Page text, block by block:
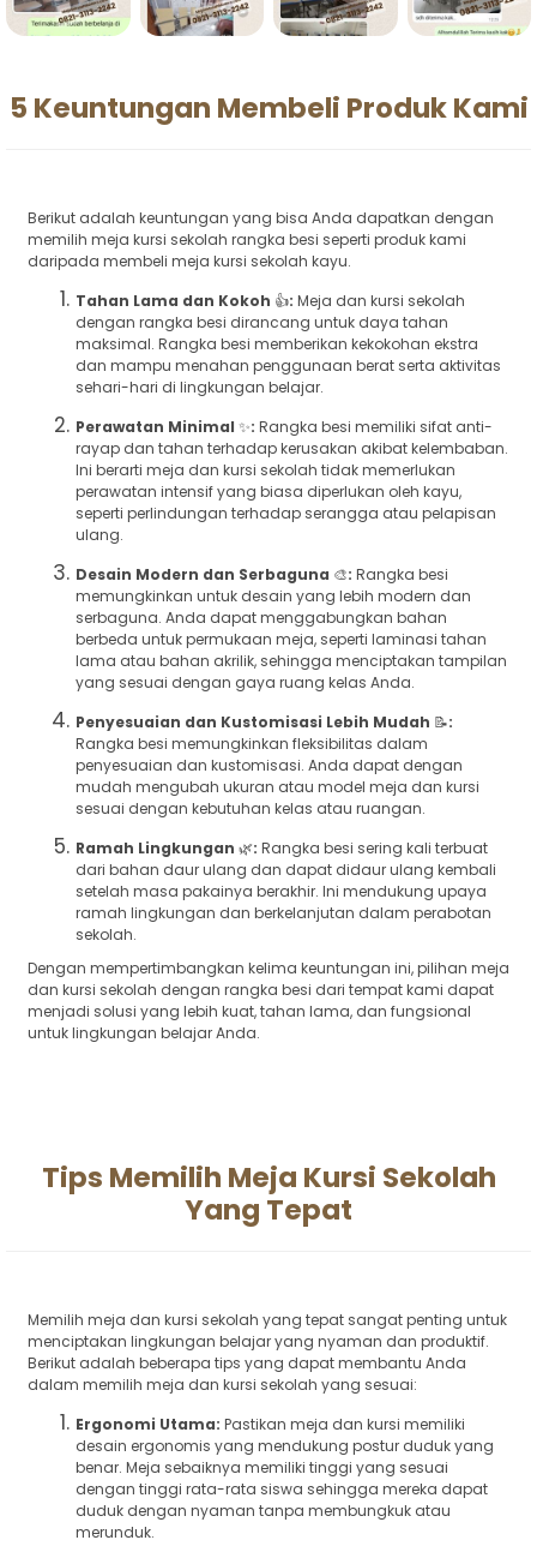
5 Keuntungan Membeli Produk Kami
Berikut adalah keuntungan yang bisa Anda dapatkan dengan
memilih meja kursi sekolah rangka besi seperti produk kami
daripada membeli meja kursi sekolah kayu.
Tahan Lama dan Kokoh 👍: Meja dan kursi sekolah
dengan rangka besi dirancang untuk daya tahan
maksimal. Rangka besi memberikan kekokohan ekstra
dan mampu menahan penggunaan berat serta aktivitas
sehari-hari di lingkungan belajar.
Perawatan Minimal ✨: Rangka besi memiliki sifat anti-
rayap dan tahan terhadap kerusakan akibat kelembaban.
Ini berarti meja dan kursi sekolah tidak memerlukan
perawatan intensif yang biasa diperlukan oleh kayu,
seperti perlindungan terhadap serangga atau pelapisan
ulang.
Desain Modern dan Serbaguna 🎨: Rangka besi
memungkinkan untuk desain yang lebih modern dan
serbaguna. Anda dapat menggabungkan bahan
berbeda untuk permukaan meja, seperti laminasi tahan
lama atau bahan akrilik, sehingga menciptakan tampilan
yang sesuai dengan gaya ruang kelas Anda.
Penyesuaian dan Kustomisasi Lebih Mudah 📝:
Rangka besi memungkinkan fleksibilitas dalam
penyesuaian dan kustomisasi. Anda dapat dengan
mudah mengubah ukuran atau model meja dan kursi
sesuai dengan kebutuhan kelas atau ruangan.
Ramah Lingkungan 🌿: Rangka besi sering kali terbuat
dari bahan daur ulang dan dapat didaur ulang kembali
setelah masa pakainya berakhir. Ini mendukung upaya
ramah lingkungan dan berkelanjutan dalam perabotan
sekolah.
Dengan mempertimbangkan kelima keuntungan ini, pilihan meja
dan kursi sekolah dengan rangka besi dari tempat kami dapat
menjadi solusi yang lebih kuat, tahan lama, dan fungsional
untuk lingkungan belajar Anda.
Tips Memilih Meja Kursi Sekolah
Yang Tepat
Memilih meja dan kursi sekolah yang tepat sangat penting untuk
menciptakan lingkungan belajar yang nyaman dan produktif.
Berikut adalah beberapa tips yang dapat membantu Anda
dalam memilih meja dan kursi sekolah yang sesuai:
Ergonomi Utama: Pastikan meja dan kursi memiliki
desain ergonomis yang mendukung postur duduk yang
benar. Meja sebaiknya memiliki tinggi yang sesuai
dengan tinggi rata-rata siswa sehingga mereka dapat
duduk dengan nyaman tanpa membungkuk atau
merunduk.